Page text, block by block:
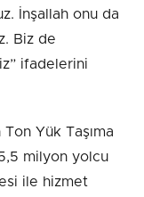
İnşallah onu da
Biz de
ifadelerini
Yük Taşıma
5,5 milyon yolcu
ile hizmet